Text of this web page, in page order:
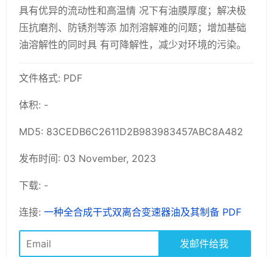
具有优异的流动性和高温情 况下有油膜厚度；解决极
压抗磨剂、防锈剂等添 加剂溶解难的问题；增加基础
油溶解性的同时具 有可降解性，减少对环境的污染。
文件格式: PDF
体积: -
MD5: 83CEDB6C2611D2B983983457ABC8A482
发布时间: 03 November, 2023
下载: -
连接: 一种全合成干式双离合变速器油及其制备 PDF
发邮件给我